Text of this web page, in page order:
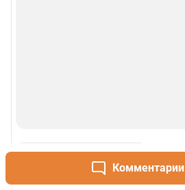
Комментарии